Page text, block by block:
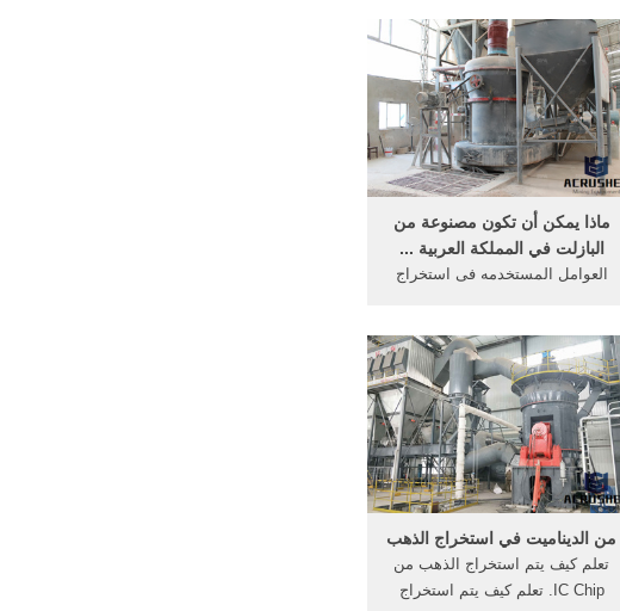
سنتكلّم عن الطريقة المستخدمة في
استخراج هذه الآثار من باطن الأرض.
مسح المنطقة
ماذا يمكن أن تكون مصنوعة من
البازلت في المملكة العربية ...
العوامل المستخدمه فى استخراج
السعودية. يعتبر الذهب من المعادن
المستخدمة في من باطن الأرض
ونادراً. دردشة مجانية
من الديناميت في استخراج الذهب
تعلم كيف يتم استخراج الذهب من
IC Chip. تعلم كيف يتم استخراج